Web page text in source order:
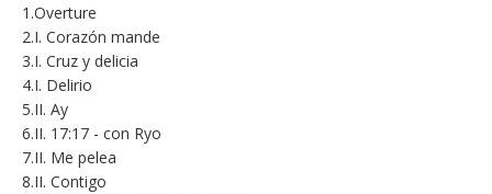
1.Overture
2.I. Corazón mande
3.I. Cruz y delicia
4.I. Delirio
5.II. Ay
6.II. 17:17 - con Ryo
7.II. Me pelea
8.II. Contigo